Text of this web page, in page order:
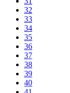
32
33
34
35
36
37
38
39
40